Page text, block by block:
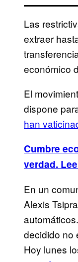
Las
extraer
económico
El
dispone
han
Cumbre
verdad.
En un
Alexis
decidido no
Hoy lunes